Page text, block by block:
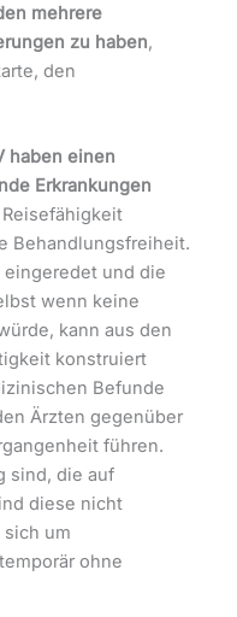
mehrere
zu haben,
den
haben einen
Erkrankungen
Reisefähigkeit
Behandlungsfreiheit.
und die
wenn keine
kann aus den
konstruiert
Befunde
Ärzten gegenüber
führen.
sind, die auf
diese nicht
um
ohne